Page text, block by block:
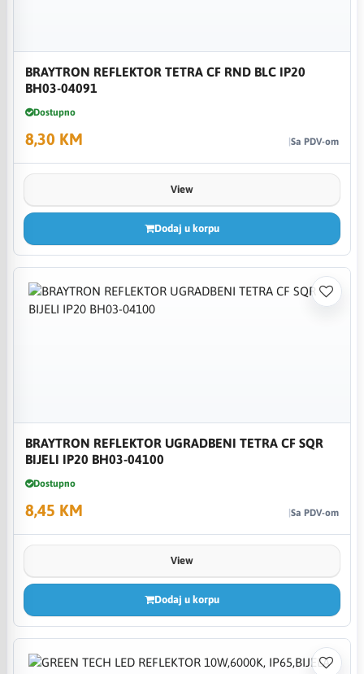
BRAYTRON REFLEKTOR TETRA CF RND BLC IP20
BH03-04091
Dostupno
8,30 KM Sa PDV-om
View
Dodaj u korpu
BRAYTRON REFLEKTOR UGRADBENI TETRA CF SQR
BIJELI IP20 BH03-04100
Dostupno
8,45 KM Sa PDV-om
View
Dodaj u korpu